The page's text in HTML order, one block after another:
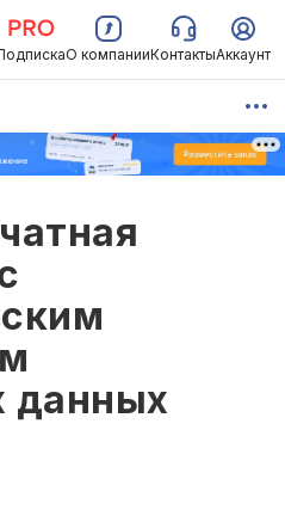
О компанииКонтактыАккаунт
данных